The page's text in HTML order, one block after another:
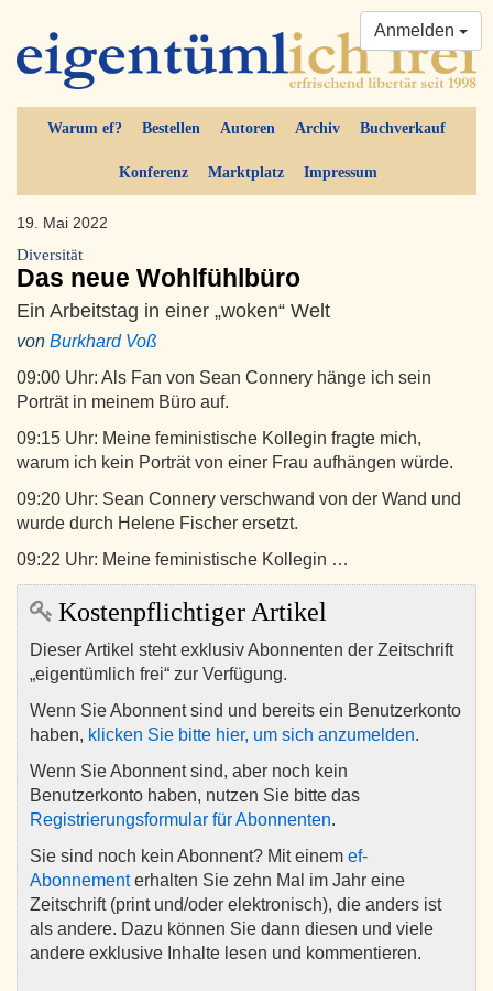
Warum ef? Bestellen Autoren Archiv Buchverkauf
Konferenz Marktplatz Impressum
Anmelden
19. Mai 2022
Diversität
Das neue Wohlfühlbüro
Ein Arbeitstag in einer „woken“ Welt
von Burkhard Voß
09:00 Uhr: Als Fan von Sean Connery hänge ich sein
Porträt in meinem Büro auf.
09:15 Uhr: Meine feministische Kollegin fragte mich,
warum ich kein Porträt von einer Frau aufhängen würde.
09:20 Uhr: Sean Connery verschwand von der Wand und
wurde durch Helene Fischer ersetzt.
09:22 Uhr: Meine feministische Kollegin …
Kostenpflichtiger Artikel
Dieser Artikel steht exklusiv Abonnenten der Zeitschrift
„eigentümlich frei“ zur Verfügung.
Wenn Sie Abonnent sind und bereits ein Benutzerkonto
haben, klicken Sie bitte hier, um sich anzumelden.
Wenn Sie Abonnent sind, aber noch kein
Benutzerkonto haben, nutzen Sie bitte das
Registrierungsformular für Abonnenten.
Sie sind noch kein Abonnent? Mit einem ef-
Abonnementerhalten Sie zehn Mal im Jahr eine
Zeitschrift (print und/oder elektronisch), die anders ist
als andere. Dazu können Sie dann diesen und viele
andere exklusive Inhalte lesen und kommentieren.